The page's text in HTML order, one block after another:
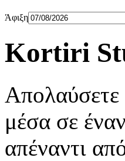
Άφιξη
Kortiri
Απολαύσετε
μέσα σε
απέναντι